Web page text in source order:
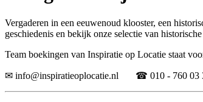
Vergaderen in een eeuwenoud klooster, een
geschiedenis en bekijk onze selectie van
Team boekingen van Inspiratie op Locatie staat
✉ info@inspiratieoplocatie.nl ☎ 010 - 760 03